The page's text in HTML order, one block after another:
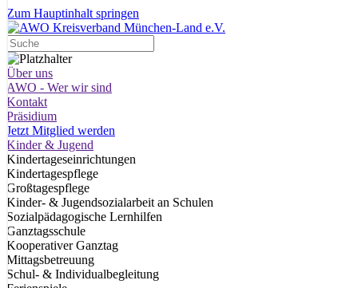
Zum Hauptinhalt springen
Über uns
AWO - Wer wir sind
Kontakt
Präsidium
Jetzt Mitglied werden
Kinder & Jugend
Kindertageseinrichtungen
Kindertagespflege
Großtagespflege
Kinder- & Jugendsozialarbeit an Schulen
Sozialpädagogische Lernhilfen
Ganztagsschule
Kooperativer Ganztag
Mittagsbetreuung
Schul- & Individualbegleitung